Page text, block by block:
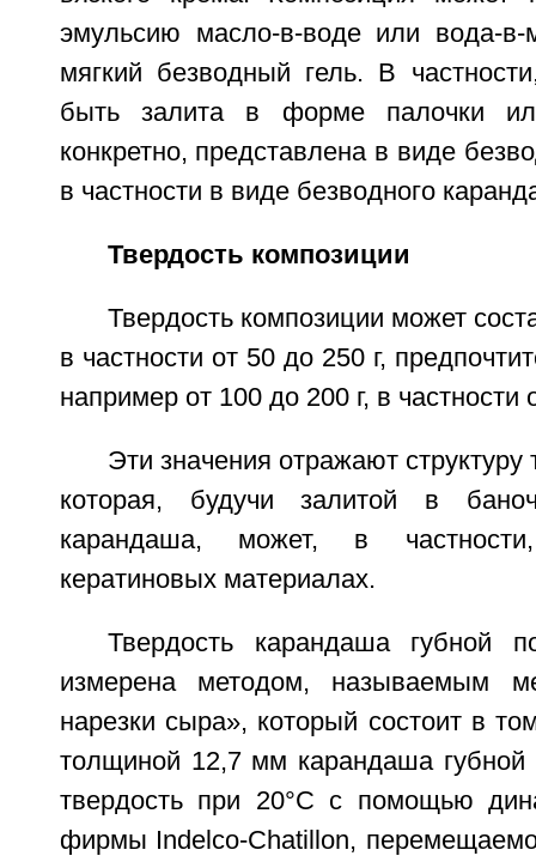
эмульсию масло-в-воде или вода-
мягкий безводный гель. В
быть залита в форме палочки
конкретно, представлена в виде
в частности в виде безводного
Твердость композиции
Твердость композиции может
в частности от 50 до 250 г,
например от 100 до 200 г, в частности
Эти значения отражают
которая, будучи залитой в
карандаша, может, в
кератиновых материалах.
Твердость карандаша губной
измерена методом, называемым
нарезки сыра», который состоит в
толщиной 12,7 мм карандаша
твердость при 20°С с помощью
фирмы Indelco-Сhatillon,